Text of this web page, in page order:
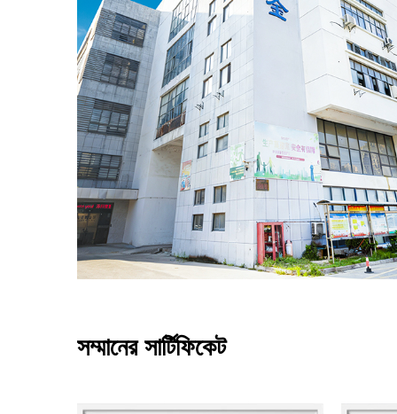
সম্মানের সার্টিফিকেট